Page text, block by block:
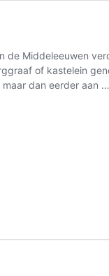
de Middeleeuwen
of kastelein
dan eerder aan …